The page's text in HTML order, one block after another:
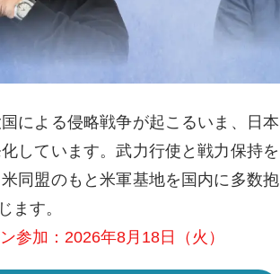
による侵略戦争が起こるいま、日本
しています。武力行使と戦力保持を
同盟のもと米軍基地を国内に多数抱
ます。
参加：2026年8月18日（火）